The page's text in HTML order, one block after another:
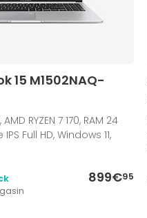
15 M1502NAQ-
RYZEN 7 170, RAM 24
Full HD, Windows 11,
899€95